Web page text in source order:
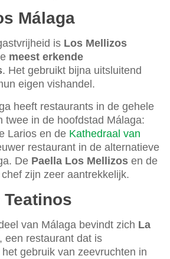
Málaga
is Los Mellizos
meest erkende
. Het gebruikt bijna uitsluitend
eigen vishandel.
heeft restaurants in de gehele
twee in de hoofdstad Málaga:
Larios en de Kathedraal van
restaurant in de alternatieve
De Paella Los Mellizos en de
zijn zeer aantrekkelijk.
Teatinos
van Málaga bevindt zich La
, een restaurant dat is
gebruik van zeevruchten in